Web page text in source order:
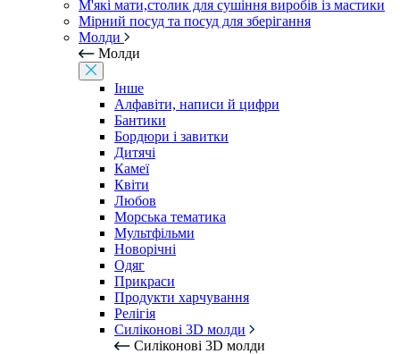
М'які мати,столик для сушіння виробів із мастики
Мірний посуд та посуд для зберігання
Молди
Молди
Інше
Алфавіти, написи й цифри
Бантики
Бордюри і завитки
Дитячі
Камеї
Квіти
Любов
Морська тематика
Мультфільми
Новорічні
Одяг
Прикраси
Продукти харчування
Релігія
Силіконові 3D молди
Силіконові 3D молди